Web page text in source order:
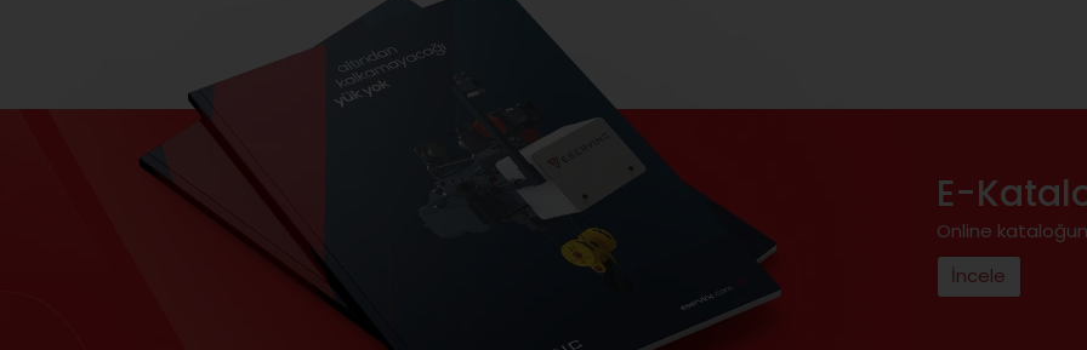
E-
Online
İncele